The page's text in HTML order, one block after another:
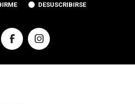
DESUSCRIBIRSE